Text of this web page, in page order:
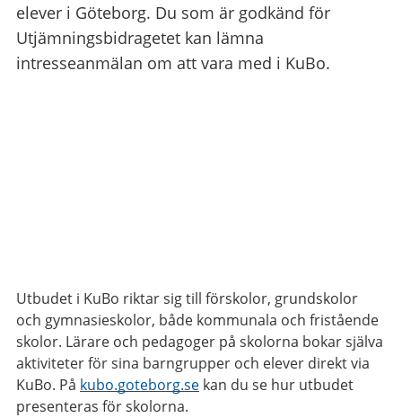
elever i Göteborg. Du som är godkänd för
Utjämningsbidragetet kan lämna
intresseanmälan om att vara med i KuBo.
Utbudet i KuBo riktar sig till förskolor, grundskolor
och gymnasieskolor, både kommunala och fristående
skolor. Lärare och pedagoger på skolorna bokar själva
aktiviteter för sina barngrupper och elever direkt via
KuBo. På kubo.goteborg.se kan du se hur utbudet
presenteras för skolorna.